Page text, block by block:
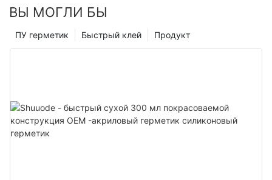
ВЫ МОГЛИ БЫ
Продукт
Быстрый клей
ПУ герметик